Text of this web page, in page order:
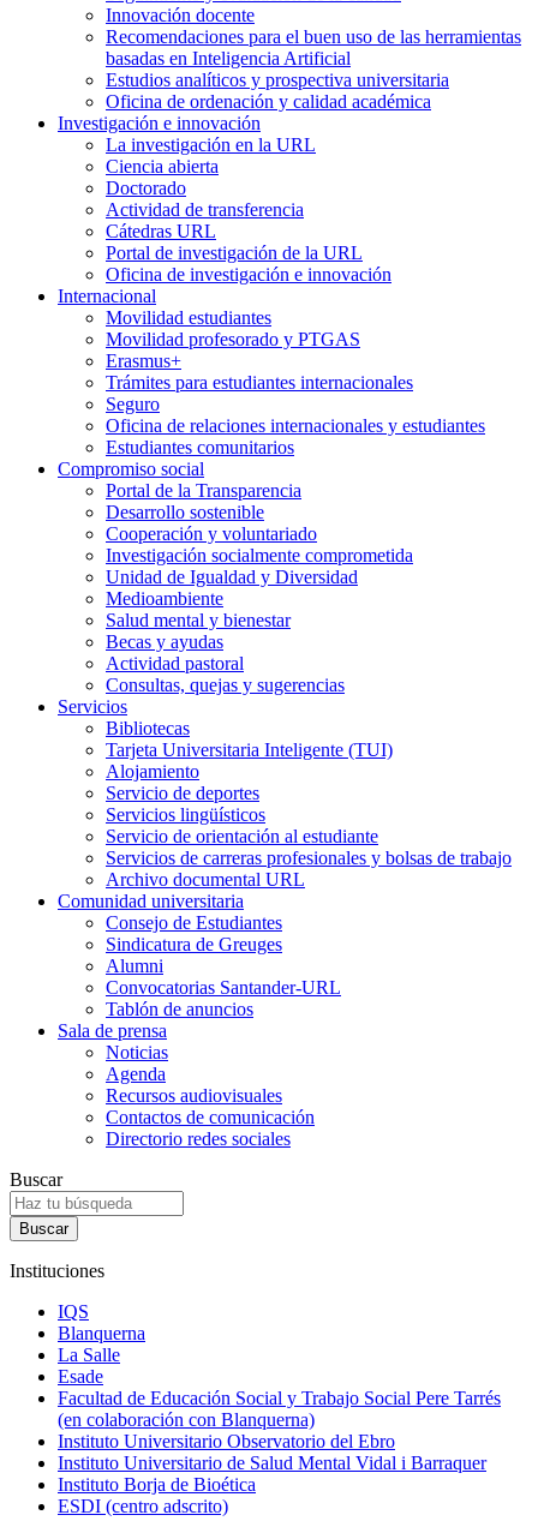
Innovación docente
Recomendaciones para el buen uso de las herramientas
basadas en Inteligencia Artificial
Estudios analíticos y prospectiva universitaria
Oficina de ordenación y calidad académica
Investigación e innovación
La investigación en la URL
Ciencia abierta
Doctorado
Actividad de transferencia
Cátedras URL
Portal de investigación de la URL
Oficina de investigación e innovación
Internacional
Movilidad estudiantes
Movilidad profesorado y PTGAS
Erasmus+
Trámites para estudiantes internacionales
Seguro
Oficina de relaciones internacionales y estudiantes
Estudiantes comunitarios
Compromiso social
Portal de la Transparencia
Desarrollo sostenible
Cooperación y voluntariado
Investigación socialmente comprometida
Unidad de Igualdad y Diversidad
Medioambiente
Salud mental y bienestar
Becas y ayudas
Actividad pastoral
Consultas, quejas y sugerencias
Servicios
Bibliotecas
Tarjeta Universitaria Inteligente (TUI)
Alojamiento
Servicio de deportes
Servicios lingüísticos
Servicio de orientación al estudiante
Servicios de carreras profesionales y bolsas de trabajo
Archivo documental URL
Comunidad universitaria
Consejo de Estudiantes
Sindicatura de Greuges
Alumni
Convocatorias Santander-URL
Tablón de anuncios
Sala de prensa
Noticias
Agenda
Recursos audiovisuales
Contactos de comunicación
Directorio redes sociales
Buscar
Instituciones
IQS
Blanquerna
La Salle
Esade
Facultad de Educación Social y Trabajo Social Pere Tarrés
(en colaboración con Blanquerna)
Instituto Universitario Observatorio del Ebro
Instituto Universitario de Salud Mental Vidal i Barraquer
Instituto Borja de Bioética
ESDI (centro adscrito)